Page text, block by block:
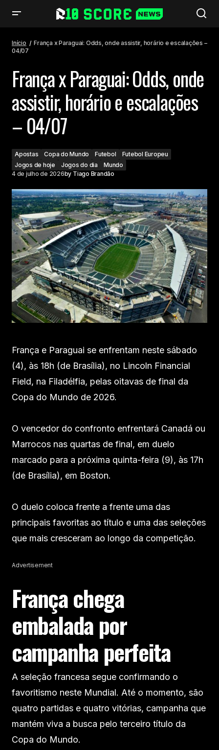
Início
França x Paraguai: Odds, onde assistir, horário e escalações –
04/07
França x Paraguai: Odds, onde
assistir, horário e escalações
– 04/07
Apostas Copa do Mundo Futebol
Futebol Europeu
Jogos de hoje
Jogos do dia
Mundo
4 de julho de 2026by Tiago Brandão
França e Paraguai se enfrentam neste sábado
(4), às 18h (de Brasília), no Lincoln Financial
Field, na Filadélfia, pelas oitavas de final da
Copa do Mundo de 2026.
O vencedor do confronto enfrentará Canadá ou
Marrocos nas quartas de final, em duelo
marcado para a próxima quinta-feira (9), às 17h
(de Brasília), em Boston.
O duelo coloca frente a frente uma das
principais favoritas ao título e uma das seleções
que mais cresceram ao longo da competição.
Advertisement
França chega
embalada por
campanha perfeita
A seleção francesa segue confirmando o
favoritismo neste Mundial. Até o momento, são
quatro partidas e quatro vitórias, campanha que
mantém viva a busca pelo terceiro título da
Copa do Mundo.